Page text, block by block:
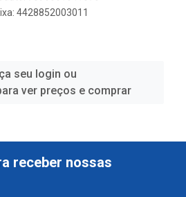
4428852003011
seu login ou
ver preços e comprar
receber nossas